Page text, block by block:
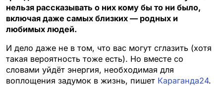
нельзя рассказывать о них кому бы то ни было,
включая даже самых близких — родных и
любимых людей.
И дело даже не в том, что вас могут сглазить (хотя
такая вероятность тоже есть). Но вместе со
словами уйдёт энергия, необходимая для
воплощения задумок в жизнь, пишет Караганда24.